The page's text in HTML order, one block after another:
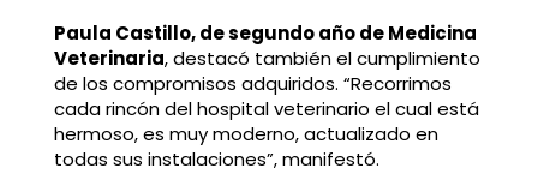
Paula Castillo, de segundo año de Medicina
Veterinaria, destacó también el cumplimiento
de los compromisos adquiridos. “Recorrimos
cada rincón del hospital veterinario el cual está
hermoso, es muy moderno, actualizado en
todas sus instalaciones”, manifestó.